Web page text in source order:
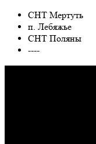
СНТ Мертуть
п. Лебяжье
СНТ Поляны
----